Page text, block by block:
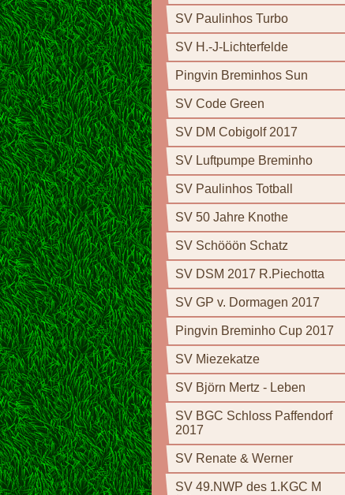
SV Paulinhos Turbo
SV H.-J-Lichterfelde
Pingvin Breminhos Sun
SV Code Green
SV DM Cobigolf 2017
SV Luftpumpe Breminho
SV Paulinhos Totball
SV 50 Jahre Knothe
SV Schööön Schatz
SV DSM 2017 R.Piechotta
SV GP v. Dormagen 2017
Pingvin Breminho Cup 2017
SV Miezekatze
SV Björn Mertz - Leben
SV BGC Schloss Paffendorf
2017
SV Renate & Werner
SV 49.NWP des 1.KGC M